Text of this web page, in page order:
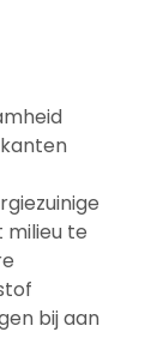
te
bij aan